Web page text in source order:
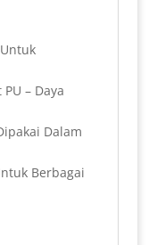
– Daya
Dalam
Berbagai